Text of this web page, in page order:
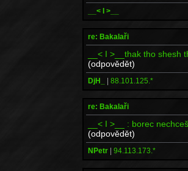
__< I >__
re: Bakalaři
__< I >__thak tho shesh
(odpovědět)
DjH_ | 88.101.125.*
re: Bakalaři
__< I >__ : borec
(odpovědět)
NPetr | 94.113.173.*